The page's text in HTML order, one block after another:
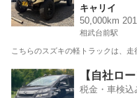
キャリイ
50,000km
相武台前駅
こちらのスズキの軽トラックは、
神奈川 相模原市 相武台前
【自社ロ
税金・車検込